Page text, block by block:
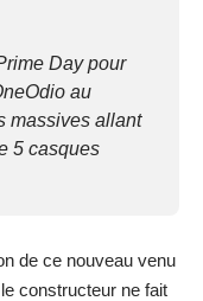
Day pour
au
massives allant
5 casques
de ce nouveau venu
constructeur ne fait